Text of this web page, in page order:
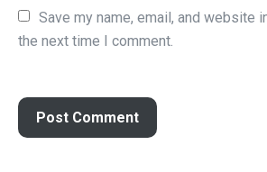
Save my name, email, and website
the next time I comment.